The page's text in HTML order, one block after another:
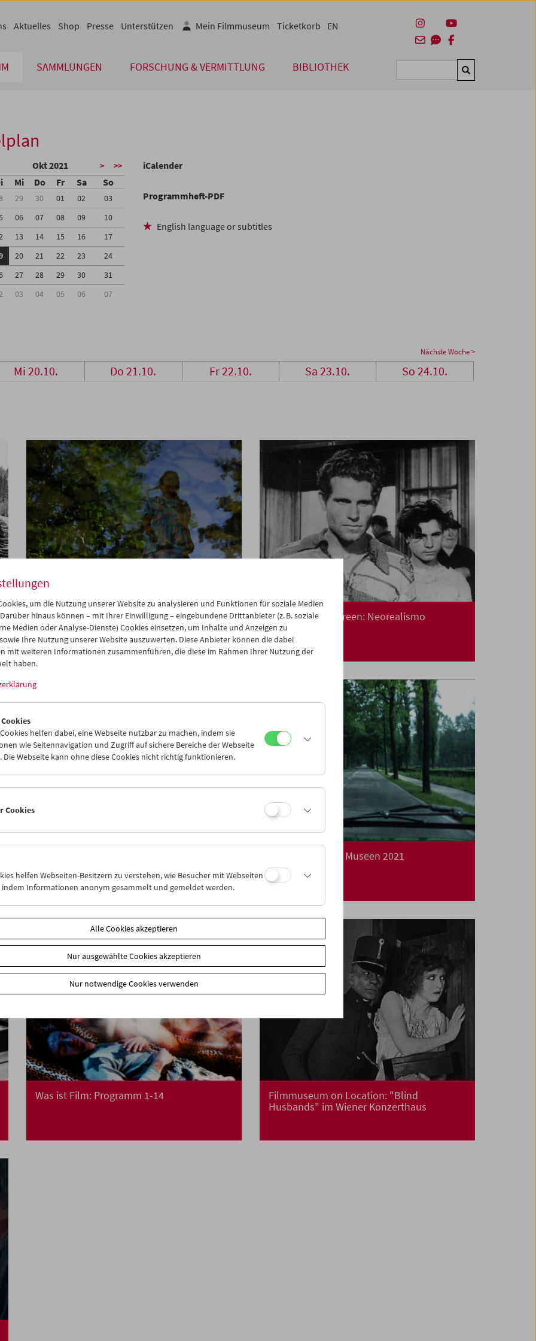
SAMMLUNGEN FORSCHUNG & VERMITTLUNG BIBLIOTHEK Suchen
Aktuelles Shop Presse Unterstützen Mein Filmmuseum Ticketkorb EN
Okt 2021 > >>
Mi Do Fr Sa So
29 30 01 02
03
06 07 08 09
10
13 14 15 16
17
20 21 22 23
24
27 28 29 30
31
03 04 05 06 07
iCalender
Programmheft-PDF
English language or subtitles
Nächste Woche >
Mi 20.10. Do 21.10. Fr 22.10. Sa 23.10. So 24.10.
Films You Cannot See Elsewhere Amos-
Vogel-Atlas Kapitel 5: Viva Zapatista!
Collection on Screen: Neorealismo
Lange Nacht der Museen 2021
Was ist Film: Programm 1-14
Filmmuseum on Location: "Blind
Husbands" im Wiener Konzerthaus
um die Nutzung unserer Website zu analysieren und Funktionen für soziale Medien
hinaus können – mit Ihrer Einwilligung – eingebundene Drittanbieter (z. B. soziale
Medien oder Analyse-Dienste) Cookies einsetzen, um Inhalte und Anzeigen zu
Ihre Nutzung unserer Website auszuwerten. Diese Anbieter können die dabei
mit weiteren Informationen zusammenführen, die diese im Rahmen Ihrer Nutzung der
haben.
helfen dabei, eine Webseite nutzbar zu machen, indem sie
wie Seitennavigation und Zugriff auf sichere Bereiche der Webseite
Die Webseite kann ohne diese Cookies nicht richtig funktionieren.
Cookies
helfen Webseiten-Besitzern zu verstehen, wie Besucher mit Webseiten
indem Informationen anonym gesammelt und gemeldet werden.
Alle Cookies akzeptieren
Nur ausgewählte Cookies akzeptieren
Nur notwendige Cookies verwenden